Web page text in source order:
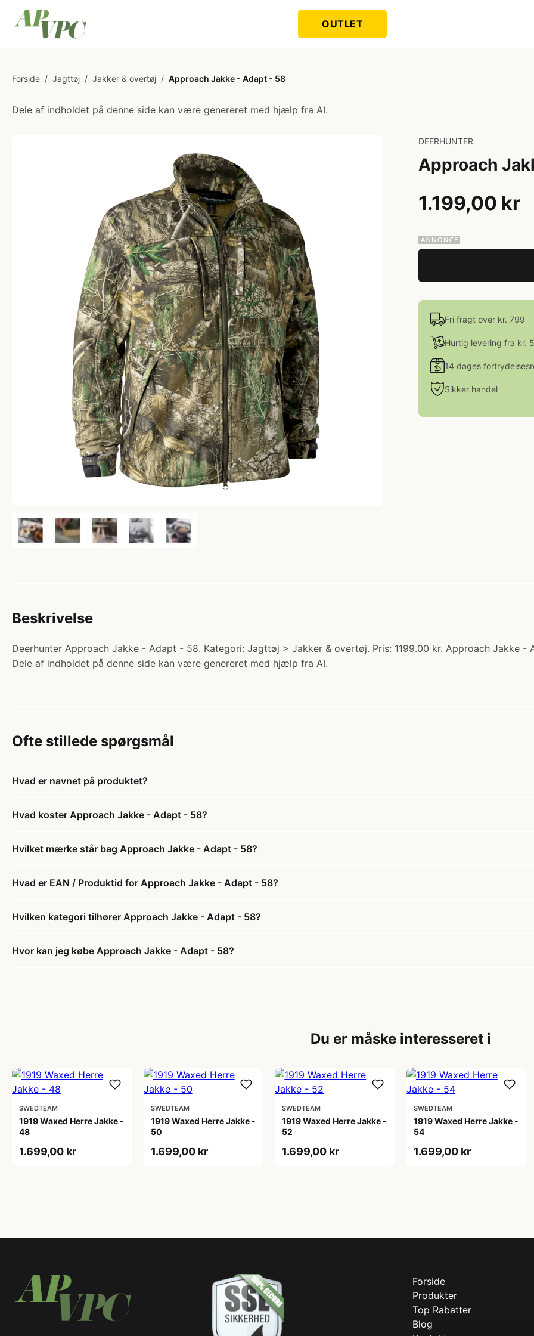
OUTLET
Forside / Jagttøj / Jakker & overtøj / Approach Jakke - Adapt - 58
Dele af indholdet på denne side kan være genereret med hjælp fra AI.
DEERHUNTER
Approach
1.199,00 kr
Fri fragt over kr. 799
Hurtig levering fra kr.
14 dages
Sikker handel
Beskrivelse
Deerhunter Approach Jakke - Adapt - 58. Kategori: Jagttøj > Jakker & overtøj. Pris: 1199.00 kr. Approach Jakke -
Dele af indholdet på denne side kan være genereret med hjælp fra AI.
Ofte stillede spørgsmål
Hvad er navnet på produktet?
Hvad koster Approach Jakke - Adapt - 58?
Hvilket mærke står bag Approach Jakke - Adapt - 58?
Hvad er EAN / Produktid for Approach Jakke - Adapt - 58?
Hvilken kategori tilhører Approach Jakke - Adapt - 58?
Hvor kan jeg købe Approach Jakke - Adapt - 58?
Du er måske interesseret i
SWEDTEAM
1919 Waxed Herre Jakke -
48
1.699,00 kr
SWEDTEAM
1919 Waxed Herre Jakke -
50
1.699,00 kr
SWEDTEAM
1919 Waxed Herre Jakke -
52
1.699,00 kr
SWEDTEAM
1919 Waxed Herre Jakke -
54
1.699,00 kr
Forside
Produkter
Top Rabatter
Blog